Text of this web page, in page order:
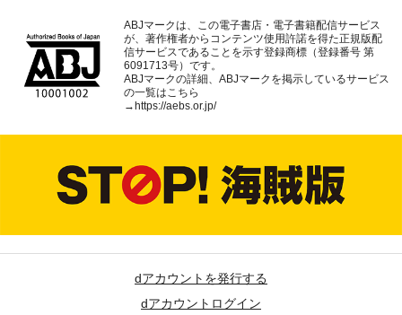
ABJマークは、この電子書店・電子書籍配信サービス
が、著作権者からコンテンツ使用許諾を得た正規版配
信サービスであることを示す登録商標（登録番号 第
6091713号）です。
ABJマークの詳細、ABJマークを掲示しているサービス
の一覧はこちら
→https://aebs.or.jp/
dアカウントを発行する
dアカウントログイン